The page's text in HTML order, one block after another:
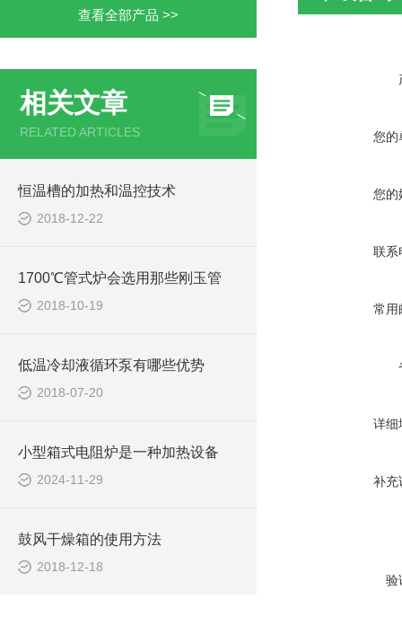
查看全部产品 >>
相关文章
RELATED ARTICLES
恒温槽的加热和温控技术
2018-12-22
1700℃管式炉会选用那些刚玉管
2018-10-19
低温冷却液循环泵有哪些优势
2018-07-20
小型箱式电阻炉是一种加热设备
2024-11-29
鼓风干燥箱的使用方法
2018-12-18
您的
您的
联系
常用
详细
补充
验